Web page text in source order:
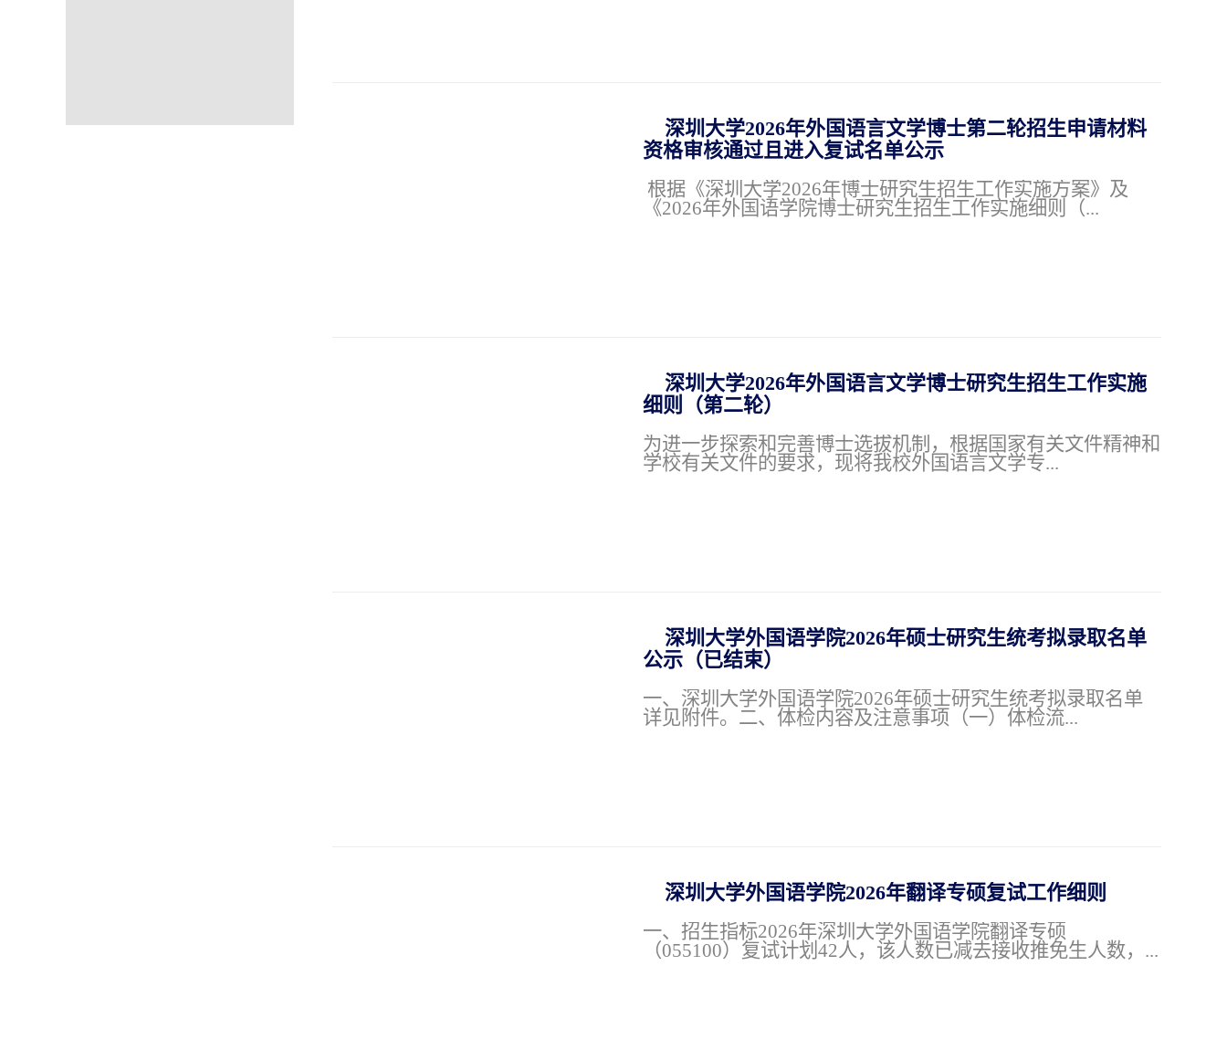
深圳大学2026年外国语言文学博士第二轮招生申请材料
资格审核通过且进入复试名单公示
根据《深圳大学2026年博士研究生招生工作实施方案》及
《2026年外国语学院博士研究生招生工作实施细则（...
深圳大学2026年外国语言文学博士研究生招生工作实施
细则（第二轮）
为进一步探索和完善博士选拔机制，根据国家有关文件精神和
学校有关文件的要求，现将我校外国语言文学专...
深圳大学外国语学院2026年硕士研究生统考拟录取名单
公示（已结束）
一、深圳大学外国语学院2026年硕士研究生统考拟录取名单
详见附件。二、体检内容及注意事项（一）体检流...
深圳大学外国语学院2026年翻译专硕复试工作细则
一、招生指标2026年深圳大学外国语学院翻译专硕
（055100）复试计划42人，该人数已减去接收推免生人数，...